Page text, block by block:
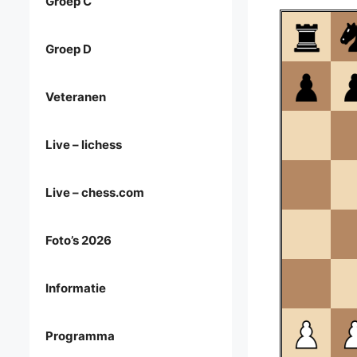
Groep D
Veteranen
Live – lichess
Live – chess.com
Foto’s 2026
Informatie
Programma